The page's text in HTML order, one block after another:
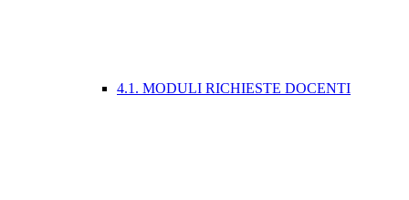
4.1. MODULI RICHIESTE DOCENTI